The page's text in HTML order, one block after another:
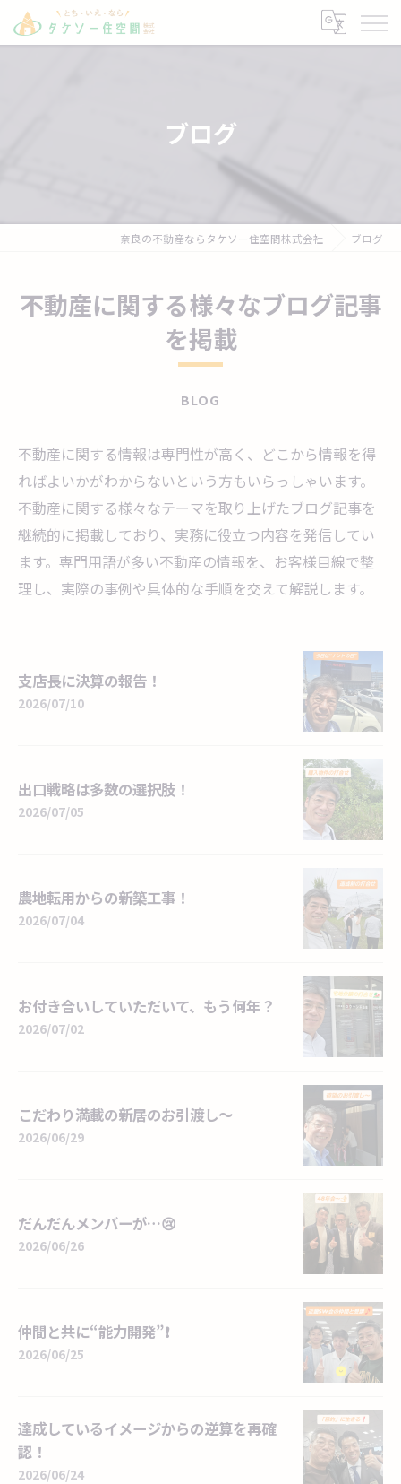
ブログ
奈良の不動産ならタケソー住空間株式会社 ブログ
不動産に関する様々なブログ記事
を掲載
BLOG
不動産に関する情報は専門性が高く、どこから情報を得
ればよいかがわからないという方もいらっしゃいます。
不動産に関する様々なテーマを取り上げたブログ記事を
継続的に掲載しており、実務に役立つ内容を発信してい
ます。専門用語が多い不動産の情報を、お客様目線で整
理し、実際の事例や具体的な手順を交えて解説します。
支店長に決算の報告！
2026/07/10
出口戦略は多数の選択肢！
2026/07/05
農地転用からの新築工事！
2026/07/04
お付き合いしていただいて、もう何年？
2026/07/02
こだわり満載の新居のお引渡し～
2026/06/29
だんだんメンバーが…😢
2026/06/26
仲間と共に“能力開発”❗
2026/06/25
達成しているイメージからの逆算を再確
認！
2026/06/24